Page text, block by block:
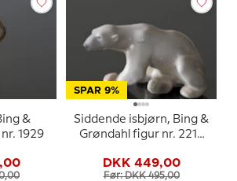
&
1929
SPAR 9%
Siddende isbjørn, Bing &
Grøndahl figur nr. 2217
DKK 449,00
Før: DKK 495,00